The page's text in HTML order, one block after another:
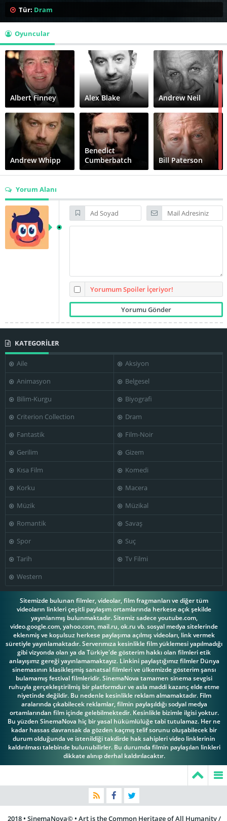
destekle yepyeni fikirler üretmeye hazırdır. Böylece sosyal adaletin
sağlanması uğruna verdiği savaşı büyük bir zaferle
sonuçlandıracağına inanır. Irkçılıkla savaşan William
Wilberforce’un biyografisini anlatan "Özgürlüğün Şarkısı" (Şaşırtıcı
Merhamet / Amazing Grace), aynı zamanda seyredilmeye değer bir
hukuk mücadelesinin de altını çiziyor.
Tür: Dram
Oyuncular
Albert Finney Alex Blake Andrew Neil
Andrew Whipp
Benedict
Cumberbatch
Bill Paterson
Ciarán Hinds Daniel Naprous David Hunt
Ioan Gruffudd Jeremy Swift
Michael Gambon
Romola Garai Rufus Sewell
Stephen
Sylvestra Le
Tom Fisher Tom Knight Youssou N'Dour
Michael Apted
Yorum Alanı
Yorumum Spoiler İçeriyor!
KATEGORİLER
Aile
Aksiyon
Animasyon
Belgesel
Bilim-Kurgu
Biyografi
Criterion Collection
Dram
Fantastik
Film-Noir
Gerilim
Gizem
Kısa Film
Komedi
Korku
Macera
Müzik
Müzikal
Romantik
Savaş
Spor
Suç
Tarih
Tv Filmi
Western
Sitemizde bulunan filmler, videolar, film fragmanları ve diğer tüm
videoların linkleri çeşitli paylaşım ortamlarında herkese açık şekilde
yayınlanmış bulunmaktadır. Sitemiz sadece youtube.com,
video.google.com, yahoo.com, mail.ru, ok.ru vb. sosyal medya sitelerinde
eklenmiş ve koşulsuz herkese paylaşıma açılmış videoları, link vermek
süretiyle yayınlamaktadır. Serverımıza kesinlikle film yüklemesi yapılmadığı
gibi vizyonda olan ya da Türkiye'de gösterim hakkı olan filmleri etik
anlayışımz gereği yayınlamamaktayız. Linkini paylaştığımız filmler Dünya
sinemasının klasikleşmiş sanatsal filmleri ve ülkemizde gösterim şansı
bulamamış festival filmleridir. SinemaNova tamamen sinema sevgisi
ruhuyla gerçekleştirilmiş bir platformdur ve asla maddi kazanç elde etme
niyetinde değildir. Bu nedenle kesinlikle reklam almamaktadır. Film
aralarında çıkabilecek reklamlar, filmin paylaşıldığı sodyal medya
ortamlarından film içinde gelebilmektedir. Kesinlikle bizimle ilgisi yoktur.
Bu yüzden SinemaNova hiç bir yasal hükümlülüğe tabi tutulamaz. Her ne
kadar hassas davransak da gözden kaçmış telif sorunu oluşabilecek bir
durum olduğunda ve istenildiği takdirde hak sahipleri video linklerinin
kaldırılması talebinde bulunubilirler. Bu durumda filmin paylaşılan linkleri
dikkate alınıp derhal kaldırılacaktır.
2018 • SinemaNova© • Art is the Common Heritage of All Humanity /